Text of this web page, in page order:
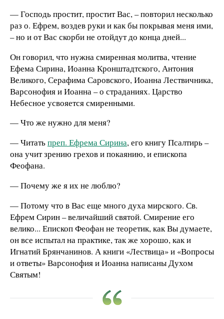
— Господь простит, простит Вас, – повторил несколько
раз о. Ефрем, воздев руки и как бы покрывая меня ими,
– но и от Вас скорби не отойдут до конца дней...
Он говорил, что нужна смиренная молитва, чтение
Ефема Сирина, Иоанна Кронштадтского, Антония
Великого, Серафима Саровского, Иоанна Лествичника,
Варсонофия и Иоанна – о страданиях. Царство
Небесное усвояется смиренными.
— Что же нужно для меня?
— Читатьпреп. Ефрема Сирина, его книгу Псалтирь –
она учит зрению грехов и покаянию, и епископа
Феофана.
— Почему же я их не люблю?
— Потому что в Вас еще много духа мирского. Св.
Ефрем Сирин – величайший святой. Смирение его
велико... Епископ Феофан не теоретик, как Вы думаете,
он все испытал на практике, так же хорошо, как и
Игнатий Брянчанинов. А книги «Лествица» и «Вопросы
и ответы» Варсонофия и Иоанна написаны Духом
Святым!